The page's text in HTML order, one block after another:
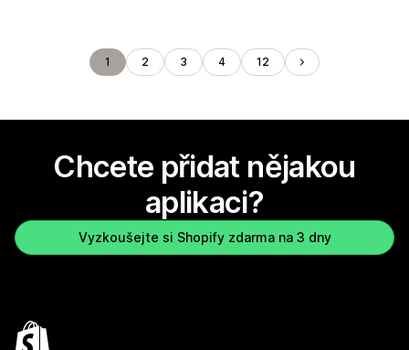
1 2 3 4 12
Chcete přidat nějakou
aplikaci?
Vyzkoušejte si Shopify zdarma na 3 dny